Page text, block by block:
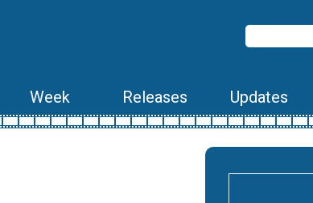
Week Releases Updates